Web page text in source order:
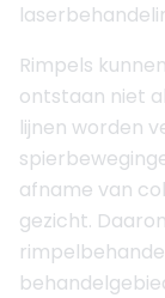
Rimpels
ontstaan niet
lijnen worden
afname van
gezicht.